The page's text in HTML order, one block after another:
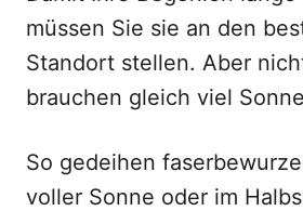
müssen Sie sie an den
Standort stellen. Aber
brauchen gleich viel
So gedeihen
voller Sonne oder im